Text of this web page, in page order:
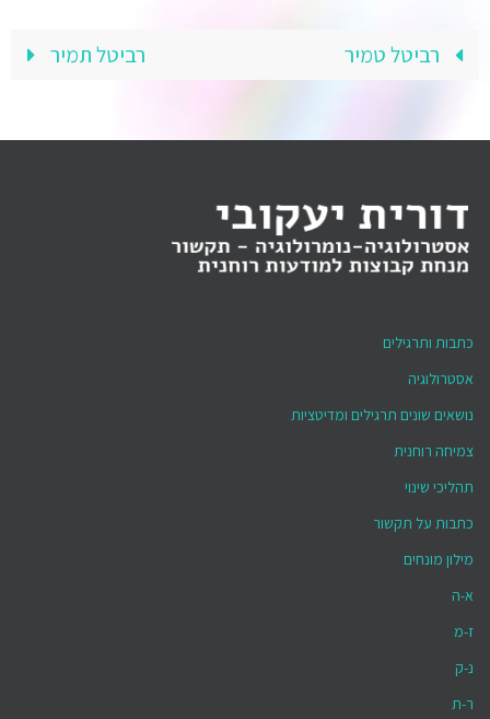
רביטל טמיר רביטל תמיר
כתבות ותרגילים
אסטרולוגיה
נושאים שונים תרגילים ומדיטציות
צמיחה רוחנית
תהליכי שינוי
כתבות על תקשור
מילון מונחים
א-ה
ז-מ
נ-ק
ר-ת